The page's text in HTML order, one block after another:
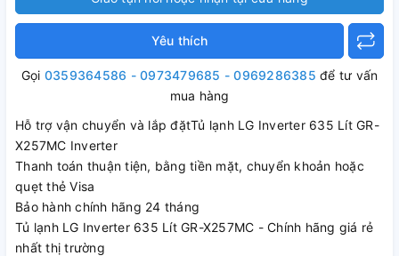
Yêu thích
Gọi 0359364586 - 0973479685 - 0969286385 để tư vấn
mua hàng
Hỗ trợ vận chuyển và lắp đặtTủ lạnh LG Inverter 635 Lít GR-
X257MC Inverter
Thanh toán thuận tiện, bằng tiền mặt, chuyển khoản hoặc
quẹt thẻ Visa
Bảo hành chính hãng 24 tháng
Tủ lạnh LG Inverter 635 Lít GR-X257MC - Chính hãng giá rẻ
nhất thị trường